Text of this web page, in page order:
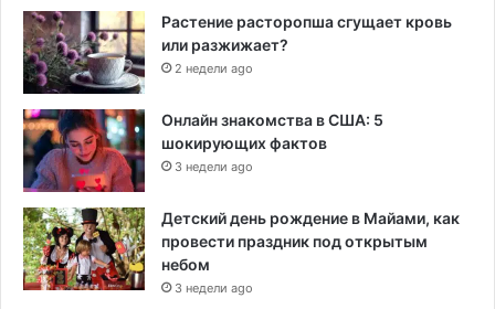
Растение расторопша сгущает кровь
или разжижает?
2 недели ago
Онлайн знакомства в США: 5
шокирующих фактов
3 недели ago
Детский день рождение в Майами, как
провести праздник под открытым
небом
3 недели ago